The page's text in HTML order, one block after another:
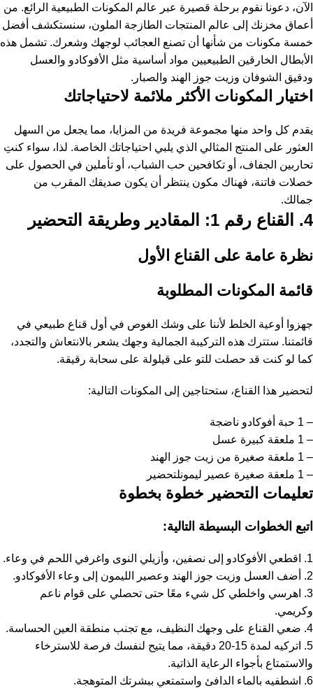
الآن، دعونا نقوم برحلة قصيرة عبر عالم المكونات الطبيعية الرائع. من
أعماق مخزنك إلى عالم المنتجات الطازجة الملون، سنستكشف أفضل
خمسة مكونات من شأنها أن تصنع العجائب لوجهك وشعرك. تشمل هذه
الأبطال الخارقين الطبيعيين مواد أساسية مثل الأفوكادو والعسل
ودقيق الشوفان وزيت جوز الهند والصبار.
اختيار المكونات الأكثر ملائمة لاحتياجاتك
يقدم كل واحد منها مجموعة فريدة من المزايا، مما يجعل من السهل
العثور على المنتج المثالي الذي يلبي احتياجاتك الخاصة. لذا، سواء كنتِ
تحاربين الجفاف، أو تكافحين حب الشباب، أو تأملين في الحصول على
خصلات فاتنة، فهناك مكون ينتظر أن يكون صديقك المقرب من
جمالك.
4. القناع رقم 1: المقادير وطريقة التحضير
نظرة عامة على القناع الأول
قائمة المكونات المطلوبة
جهزوا أوعية الخلط لأننا على وشك الغوص في أول قناع طبيعي في
قائمتنا. ستترك هذه التركيبة الجمالية وجهك يشعر بالانتعاش والتجدد،
كما لو كنت قد حصلت للتو على قيلولة على سحابة رقيقة.
لتحضير هذا القناع، ستحتاجين إلى المكونات التالية:
– 1 حبة أفوكادو ناضجة
– 1 ملعقة كبيرة عسل
– 1 ملعقة صغيرة من زيت جوز الهند
– 1 ملعقة صغيرة عصير ليمونلتحضير
تعليمات التحضير خطوة بخطوة
اتبع الخطوات البسيطة التالية:
1. اقطعي الأفوكادو إلى نصفين، وأزيلي النوى واغرفي اللحم في وعاء.
2. أضف العسل وزيت جوز الهند وعصير الليمون إلى وعاء الأفوكادو.
3. اهرسي واخلطي كل شيء معًا حتى تحصلي على قوام ناعم
وكريمي.
4. ضعي القناع على وجهك النظيف، مع تجنب منطقة العين الحساسة.
5. اتركيه لمدة 15-20 دقيقة، مما يتيح لنفسك فرصة للاسترخاء
والاستمتاع بأجواء الرعاية الذاتية.
6. اشطفيه بالماء الدافئ واستمتعي ببشرتك المتوهجة.